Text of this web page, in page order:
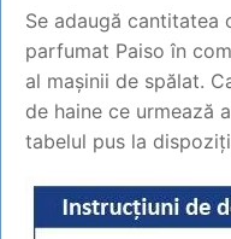
Se adaugă cantitatea
parfumat Paiso în
al mașinii de spălat.
de haine ce urmează
tabelul pus la